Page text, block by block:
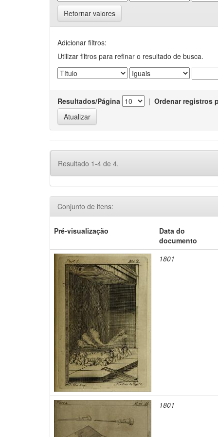
Retornar valores
Adicionar filtros:
Utilizar filtros para refinar o resultado de busca.
Resultados/Página | Ordenar registros
Resultado 1-4 de 4.
Conjunto de itens:
Pré-visualização
Data do
documento
1801
1801